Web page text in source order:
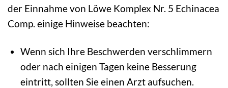
der Einnahme von Löwe Komplex Nr. 5 Echinacea
Comp. einige Hinweise beachten:
Wenn sich Ihre Beschwerden verschlimmern
oder nach einigen Tagen keine Besserung
eintritt, sollten Sie einen Arzt aufsuchen.